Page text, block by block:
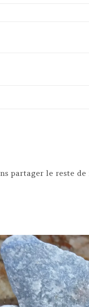
partager le reste de